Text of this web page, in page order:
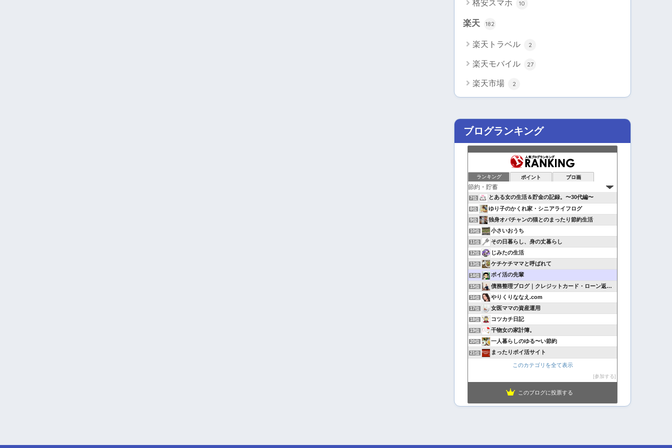
格安スマホ 10
楽天 182
楽天トラベル 2
楽天モバイル 27
楽天市場 2
ブログランキング
ランキング ポイント ブロ画
7位 とある女の生活＆貯金の記録。〜30代編〜
8位 ゆり子のかくれ家・シニアライフログ
9位 独身オバチャンの猫とのまったり節約生活
10位 小さいおうち
11位 その日暮らし、身の丈暮らし
12位 じみたの生活
13位 ケチケチママと呼ばれて
14位 ポイ活の先輩
15位 債務整理ブログ｜クレジットカード・ローン返済で悩んでいる方へ
16位 やりくりななえ.com
17位 女医ママの資産運用
18位 コツカチ日記
19位 干物女の家計簿。
20位 一人暮らしのゆる〜い節約
21位 まったりポイ活サイト
このカテゴリを全て表示
参加する
このブログに投票する